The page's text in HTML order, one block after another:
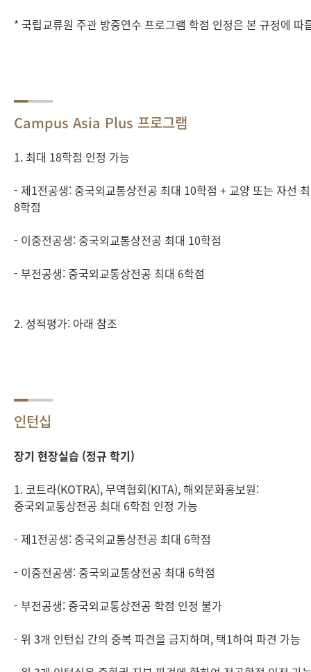
* 국립교류원 주관 방중연수 프로그램 학점 인정은 본 규정에 따
Campus Asia Plus 프로그램
1. 최대 18학점 인정 가능
- 제1전공생: 중국외교통상전공 최대 10학점 + 교양 또는 자선
8학점
- 이중전공생: 중국외교통상전공 최대 10학점
- 부전공생: 중국외교통상전공 최대 6학점
2. 성적평가: 아래 참조
인턴십
장기 현장실습 (정규 학기)
1. 코트라(KOTRA), 무역협회(KITA), 해외문화홍보원:
중국외교통상전공 최대 6학점 인정 가능
- 제1전공생: 중국외교통상전공 최대 6학점
- 이중전공생: 중국외교통상전공 최대 6학점
- 부전공생: 중국외교통상전공 학점 인정 불가
- 위 3개 인턴십 간의 중복 파견을 금지하며, 택1하여 파견 가능